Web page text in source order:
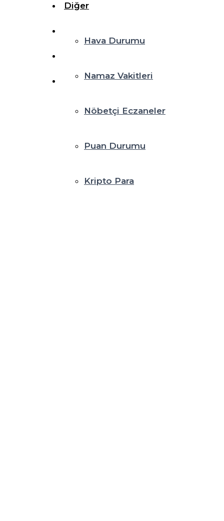
Diğer
Hava Durumu
Namaz Vakitleri
Nöbetçi Eczaneler
Puan Durumu
Kripto Para